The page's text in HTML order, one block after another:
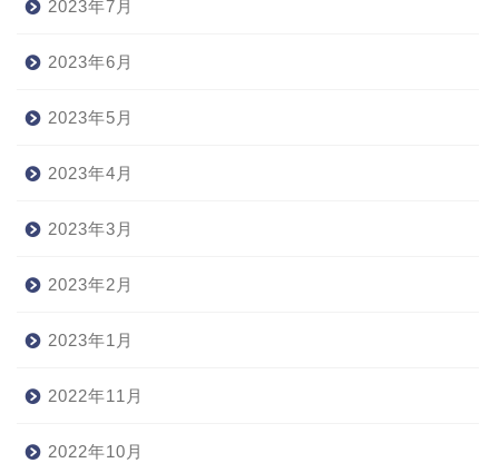
2023年7月
2023年6月
2023年5月
2023年4月
2023年3月
2023年2月
2023年1月
2022年11月
2022年10月